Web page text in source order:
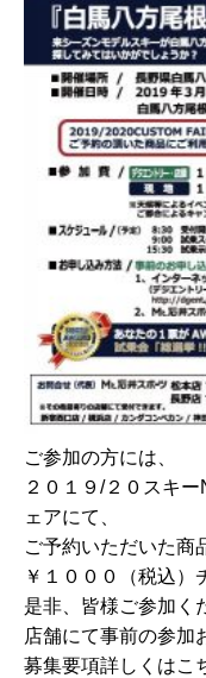
ご参加の方には、
２０１９/２０スキ
ェアにて、
ご予約いただいた商
￥１０００（税込）
是非、皆様ご参加く
店舗にて事前の参加
募集要項詳しくは